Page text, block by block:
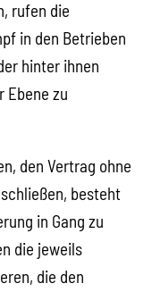
rufen die
in den Betrieben
hinter ihnen
Ebene zu
den Vertrag ohne
besteht
in Gang zu
die jeweils
die den